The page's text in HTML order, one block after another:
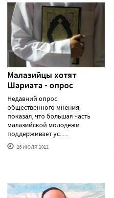
Малазийцы хотят
Шариата - опрос
Недавний опрос
общественного мнения
показал, что большая часть
малазийской молодежи
поддерживает ус......
26 ИЮЛЯ'2011